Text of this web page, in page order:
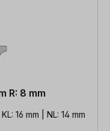
R: 8 mm
16 mm | NL: 14 mm